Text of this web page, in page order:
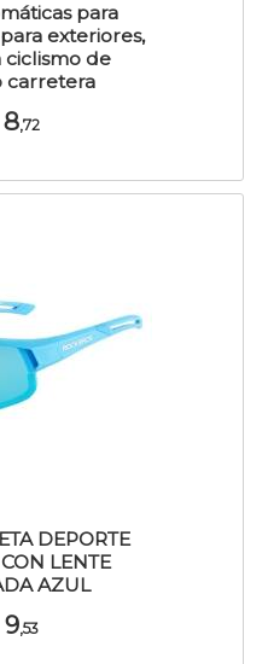
para
exteriores,
ciclismo de
carretera
8,72
DEPORTE
LENTE
AZUL
9,53